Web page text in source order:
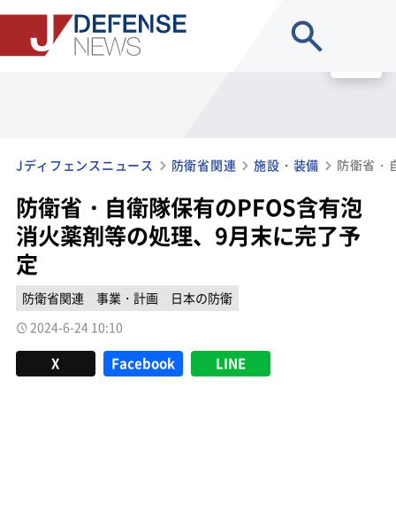
Jディフェンスニュース 防衛省関連 施設・装備
防衛省・自衛隊保有のPFOS含有泡
消火薬剤等の処理、9月末に完了予
定
防衛省関連 事業・計画
日本の防衛
2024-6-24 10:10
X Facebook LINE